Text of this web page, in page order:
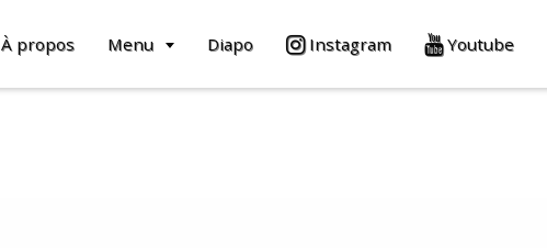
À propos Menu Diapo Instagram Youtube